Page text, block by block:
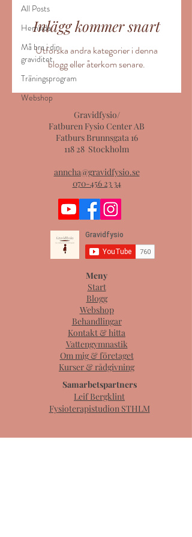
All Posts
Hemsida
Må bra i din
graviditet
Träningsprogram
Webshop
Inlägg kommer snart
Utforska andra kategorier i denna
blogg eller återkom senare.
Gravidfysio/
Fatburen Fysio Center AB
Fatburs Brunnsgata 16
118 28 Stockholm
anncha@gravidfysio.se
070-456 23 34
Meny
Start
Blogg
Webshop
Behandlingar
Kontakt & hitta
Vattengymnastik
Om mig & företaget
Kurser & rådgivning
Samarbetspartners
Leif Bergklint
Fysioterapistudion STHLM